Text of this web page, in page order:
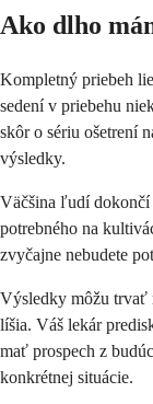
Ako dlho
Kompletný priebeh
sedení v priebehu
skôr o sériu ošetrení
výsledky.
Väčšina ľudí dokončí
potrebného na
zvyčajne nebudete
Výsledky môžu trvať
líšia. Váš lekár
mať prospech z
konkrétnej situácie.